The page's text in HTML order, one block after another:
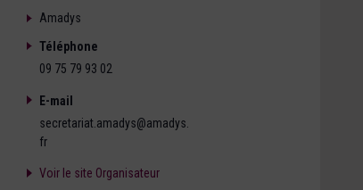
Amadys
Téléphone
09 75 79 93 02
E-mail
secretariat.amadys@amadys.
fr
Voir le site Organisateur